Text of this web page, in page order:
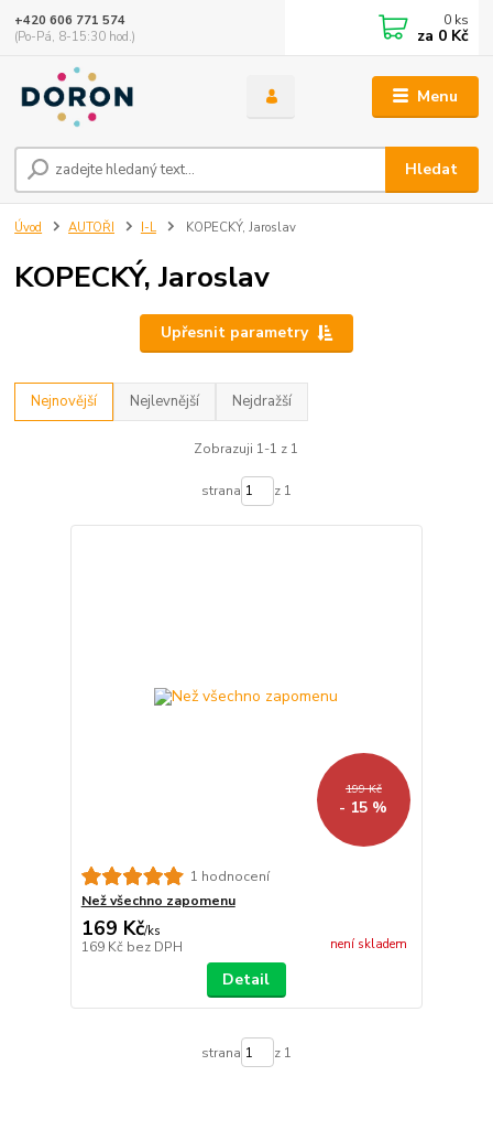
Menu
Hledat
+420 606 771 574
(Po-Pá, 8-15:30 hod.)
0 ks
za 0 Kč
Úvod AUTOŘI I-L KOPECKÝ, Jaroslav
KOPECKÝ, Jaroslav
Upřesnit parametry
Nejnovější Nejlevnější Nejdražší
Zobrazuji 1-1 z 1
strana z 1
199 Kč
- 15 %
1 hodnocení
Než všechno zapomenu
169 Kč/ks
169 Kč bez DPH není skladem
Detail
strana z 1